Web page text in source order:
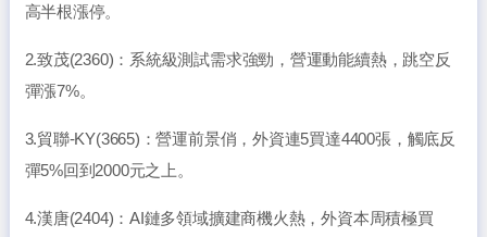
高半根漲停。
2.致茂(2360)：系統級測試需求強勁，營運動能續熱，跳空反
彈漲7%。
3.貿聯-KY(3665)：營運前景俏，外資連5買達4400張，觸底反
彈5%回到2000元之上。
4.漢唐(2404)：AI鏈多領域擴建商機火熱，外資本周積極買